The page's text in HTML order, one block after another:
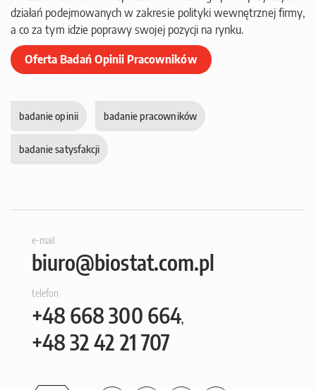
działań podejmowanych w zakresie polityki wewnętrznej firmy,
a co za tym idzie poprawy swojej pozycji na rynku.
Oferta Badań Opinii Pracowników
badanie opinii badanie pracowników
badanie satysfakcji
e-mail
biuro@biostat.com.pl
telefon
+48 668 300 664,
+4832 42 21 707